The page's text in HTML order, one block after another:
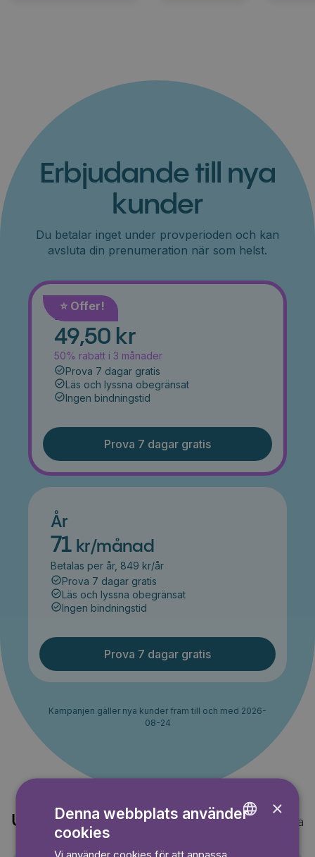
Erbjudande till nya
kunder
Du betalar inget under provperioden och kan
avsluta din prenumeration när som helst.
⭐️ Offer!
Månad
49,50 kr
50% rabatt i 3 månader
Prova 7 dagar gratis
Läs och lyssna obegränsat
Ingen bindningstid
Prova 7 dagar gratis
År
71 kr/månad
Betalas per år, 849 kr/år
Prova 7 dagar gratis
Läs och lyssna obegränsat
Ingen bindningstid
Prova 7 dagar gratis
Kampanjen gäller nya kunder fram till och med 2026-
08-24
Upptäck också Visa alla
×
Denna webbplats använder
cookies
Vi använder cookies för att anpassa